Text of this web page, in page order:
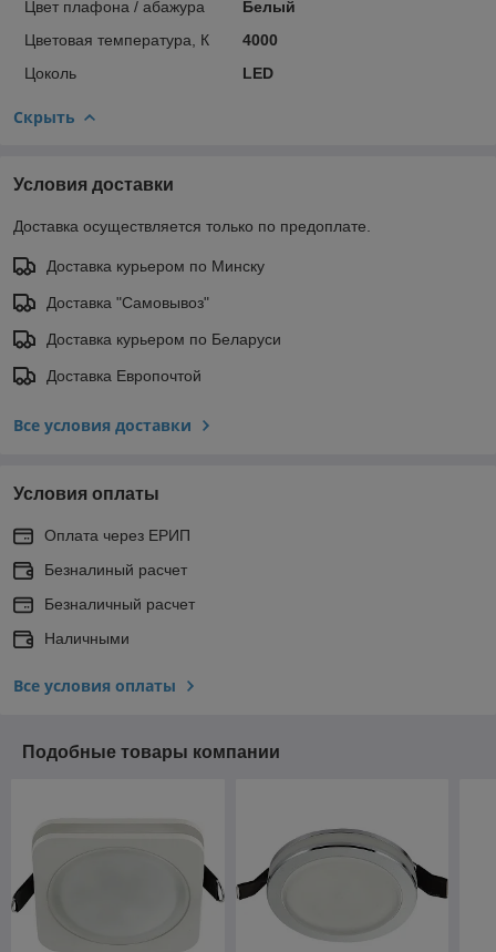
Цвет плафона / абажура
Белый
Цветовая температура, К
4000
Цоколь
LED
Скрыть
Условия доставки
Доставка осуществляется только по предоплате.
Доставка курьером по Минску
Доставка "Самовывоз"
Доставка курьером по Беларуси
Доставка Европочтой
Все условия доставки
Условия оплаты
Оплата через ЕРИП
Безналиный расчет
Безналичный расчет
Наличными
Все условия оплаты
Подобные товары компании